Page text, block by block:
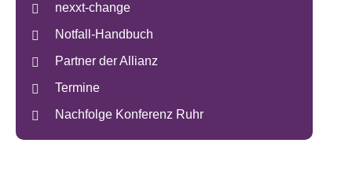
nexxt-change
Notfall-Handbuch
Partner der Allianz
Termine
Nachfolge Konferenz Ruhr